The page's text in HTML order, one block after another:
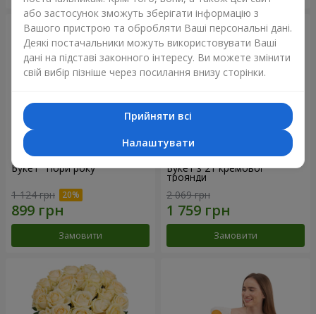
Букет "Пори року"
1 124 грн
Замовити
Букет з 21 кремової
троянди
2 069 грн
Замовити
або застосунок зможуть зберігати інформацію з
Вашого пристрою та обробляти Ваші персональні дані.
Деякі постачальники можуть використовувати Ваші
дані на підставі законного інтересу. Ви можете змінити
свій вибір пізніше через посилання внизу сторінки.
Прийняти всі
Налаштувати